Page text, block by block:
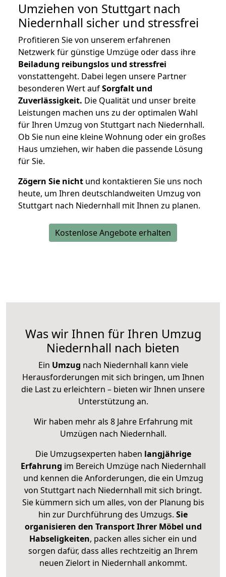
Umziehen von Stuttgart nach
Niedernhall sicher und stressfrei
Profitieren Sie von unserem erfahrenen
Netzwerk für günstige Umzüge oder dass ihre
Beiladung reibungslos und stressfrei
vonstattengeht. Dabei legen unsere Partner
besonderen Wert aufSorgfalt und
Zuverlässigkeit. Die Qualität und unser breite
Leistungen machen uns zu der optimalen Wahl
für Ihren Umzug von Stuttgart nach Niedernhall.
Ob Sie nun eine kleine Wohnung oder ein großes
Haus umziehen, wir haben die passende Lösung
für Sie.
Zögern Sie nicht und kontaktieren Sie uns noch
heute, um Ihren deutschlandweiten Umzug von
Stuttgart nach Niedernhall mit Ihnen zu planen.
Kostenlose Angebote erhalten
Was wir Ihnen für Ihren Umzug
Niedernhall nach bieten
Ein Umzug nach Niedernhall kann viele
Herausforderungen mit sich bringen, um Ihnen
die Last zu erleichtern – bieten wir Ihnen unsere
Unterstützung an.
Wir haben mehr als 8 Jahre Erfahrung mit
Umzügen nach Niedernhall.
Die Umzugsexperten haben langjährige
Erfahrung im Bereich Umzüge nach Niedernhall
und kennen die Anforderungen, die ein Umzug
von Stuttgart nach Niedernhall mit sich bringt.
Sie kümmern sich um alles, von der Planung bis
hin zur Durchführung des Umzugs. Sie
organisieren den Transport Ihrer Möbel und
Habseligkeiten, packen alles sicher ein und
sorgen dafür, dass alles rechtzeitig an Ihrem
neuen Zielort in Niedernhall ankommt.